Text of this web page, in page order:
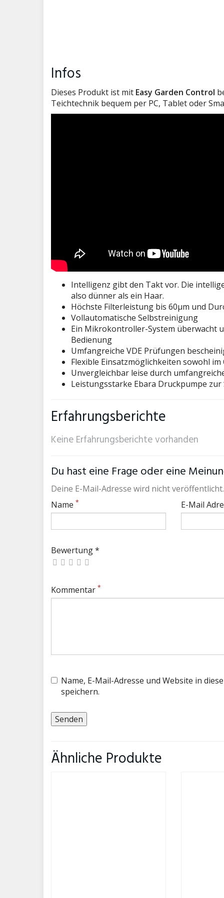
Infos
Dieses Produkt ist mit Easy Garden Control
Teichtechnik bequem per PC, Tablet oder
Intelligenz gibt den Takt vor. Die
also dünner als ein Haar.
Höchste Filterleistung bis 60µm und
Vollautomatische Selbstreinigung
Ein Mikrokontroller-System überwacht
Bedienung
Umfangreiche VDE Prüfungen
Flexible Einsatzmöglichkeiten sowohl
Unvergleichbar leise durch
Leistungsstarke Ebara Druckpumpe
Erfahrungsberichte
Keine Erfahrungsberichte vorhanden
Du hast eine Frage oder eine
Deine E-Mail-Adresse wird nicht
Name * E-Mail
Bewertung *
Kommentar *
Name, E-Mail-Adresse und Website in
speichern.
Ähnliche Produkte